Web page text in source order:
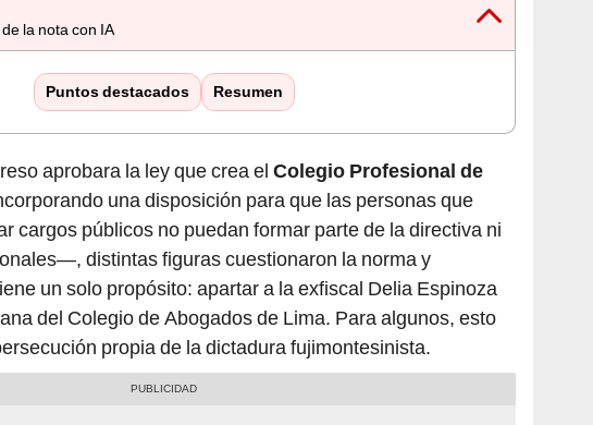
la nota con IA
Puntos destacados Resumen
aprobara la ley que crea el Colegio Profesional de
una disposición para que las personas que
cargos públicos no puedan formar parte de la directiva ni
distintas figuras cuestionaron la norma y
un solo propósito: apartar a la exfiscal Delia Espinoza
del Colegio de Abogados de Lima. Para algunos, esto
propia de la dictadura fujimontesinista.